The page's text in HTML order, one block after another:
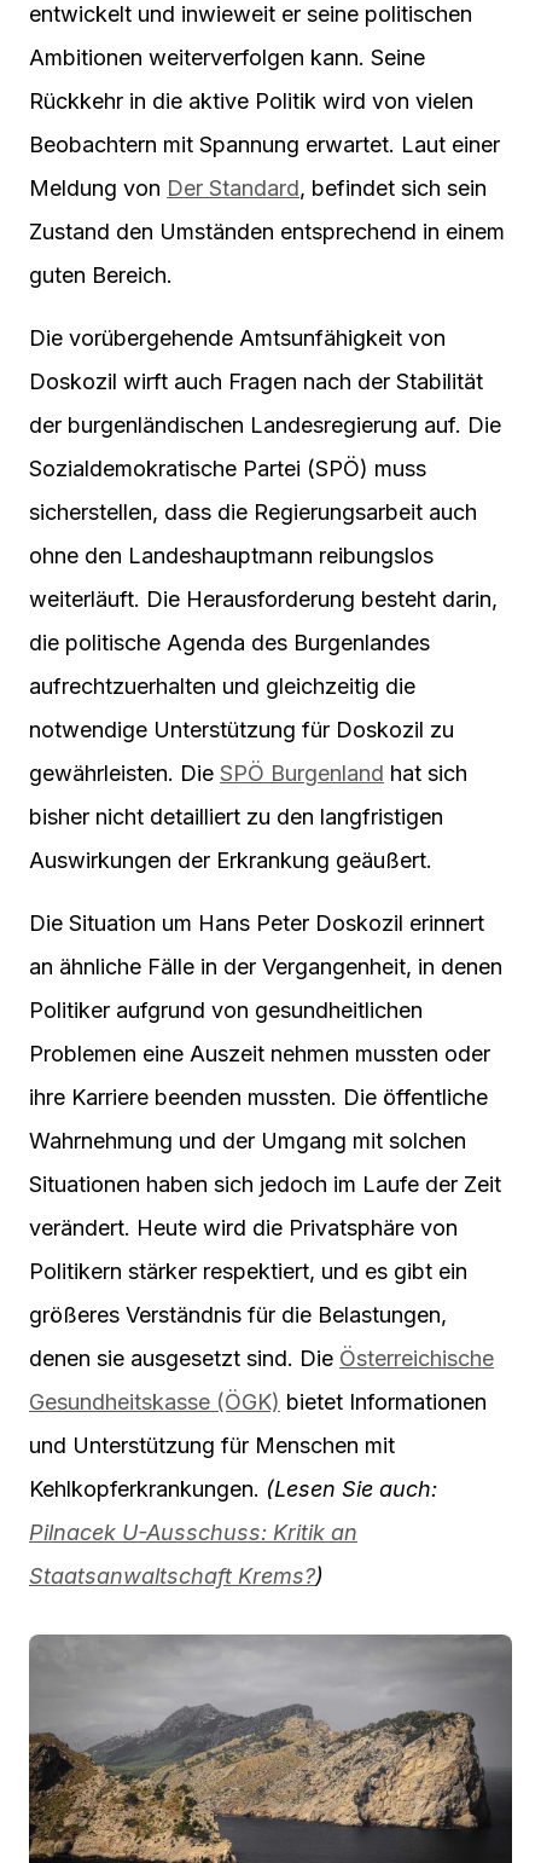
entwickelt und inwieweit er seine politischen
Ambitionen weiterverfolgen kann. Seine
Rückkehr in die aktive Politik wird von vielen
Beobachtern mit Spannung erwartet. Laut einer
Meldung von Der Standard, befindet sich sein
Zustand den Umständen entsprechend in einem
guten Bereich.
Die vorübergehende Amtsunfähigkeit von
Doskozil wirft auch Fragen nach der Stabilität
der burgenländischen Landesregierung auf. Die
Sozialdemokratische Partei (SPÖ) muss
sicherstellen, dass die Regierungsarbeit auch
ohne den Landeshauptmann reibungslos
weiterläuft. Die Herausforderung besteht darin,
die politische Agenda des Burgenlandes
aufrechtzuerhalten und gleichzeitig die
notwendige Unterstützung für Doskozil zu
gewährleisten. Die SPÖ Burgenland hat sich
bisher nicht detailliert zu den langfristigen
Auswirkungen der Erkrankung geäußert.
Die Situation um Hans Peter Doskozil erinnert
an ähnliche Fälle in der Vergangenheit, in denen
Politiker aufgrund von gesundheitlichen
Problemen eine Auszeit nehmen mussten oder
ihre Karriere beenden mussten. Die öffentliche
Wahrnehmung und der Umgang mit solchen
Situationen haben sich jedoch im Laufe der Zeit
verändert. Heute wird die Privatsphäre von
Politikern stärker respektiert, und es gibt ein
größeres Verständnis für die Belastungen,
denen sie ausgesetzt sind. Die Österreichische
Gesundheitskasse (ÖGK) bietet Informationen
und Unterstützung für Menschen mit
Kehlkopferkrankungen. (Lesen Sie auch:
Pilnacek U-Ausschuss: Kritik an
Staatsanwaltschaft Krems?)